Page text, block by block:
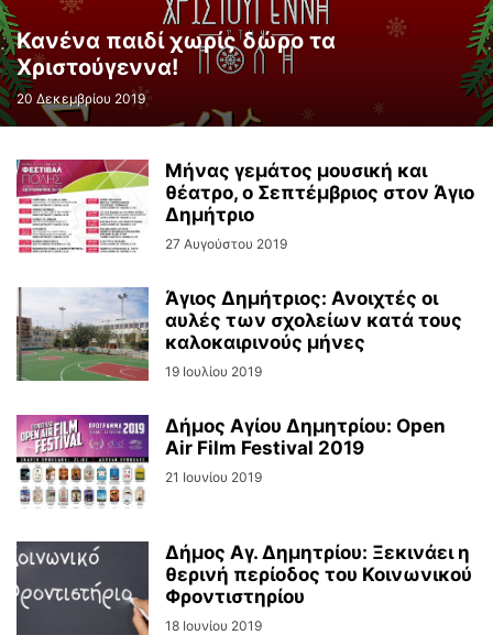
Κανένα παιδί χωρίς δώρο τα
Χριστούγεννα!
20 Δεκεμβρίου 2019
Μήνας γεμάτος μουσική και
θέατρο, ο Σεπτέμβριος στον Άγιο
Δημήτριο
27 Αυγούστου 2019
Άγιος Δημήτριος: Ανοιχτές οι
αυλές των σχολείων κατά τους
καλοκαιρινούς μήνες
19 Ιουλίου 2019
Δήμος Αγίου Δημητρίου: Open
Air Film Festival 2019
21 Ιουνίου 2019
Δήμος Aγ. Δημητρίου: Ξεκινάει η
θερινή περίοδος του Κοινωνικού
Φροντιστηρίου
18 Ιουνίου 2019